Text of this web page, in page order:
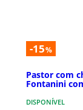
-15%
Pastor com
Fontanini
DISPONÍVEL